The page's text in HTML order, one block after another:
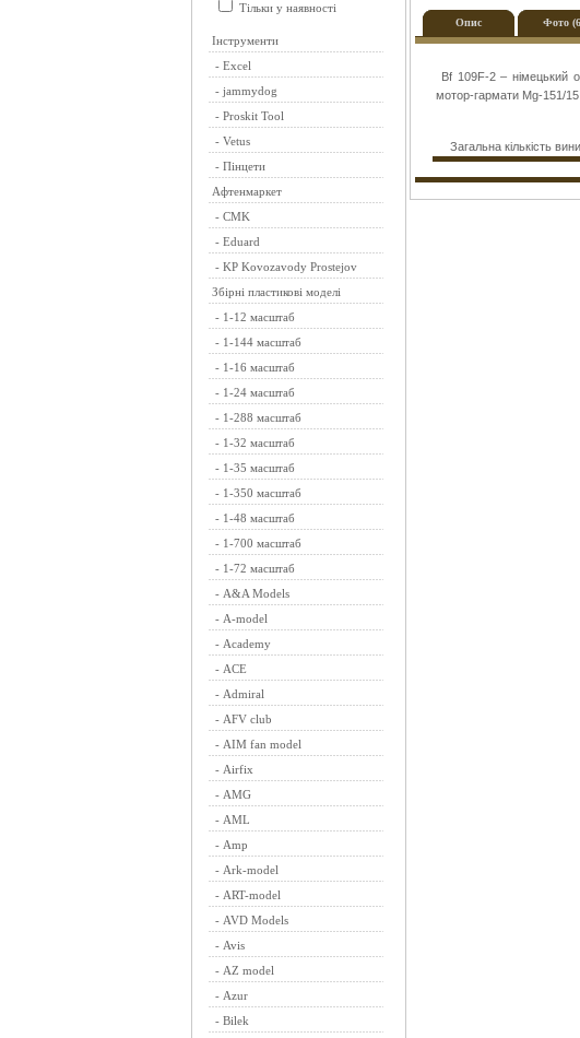
Тільки у наявності
Інструменти
- Excel
- jammydog
- Proskit Tool
- Vetus
- Пінцети
Афтенмаркет
- CMK
- Eduard
- KP Kovozavody Prostejov
Збірні пластикові моделі
- 1-12 масштаб
- 1-144 масштаб
- 1-16 масштаб
- 1-24 масштаб
- 1-288 масштаб
- 1-32 масштаб
- 1-35 масштаб
- 1-350 масштаб
- 1-48 масштаб
- 1-700 масштаб
- 1-72 масштаб
- A&A Models
- A-model
- Academy
- ACE
- Admiral
- AFV club
- AIM fan model
- Airfix
- AMG
- AML
- Amp
- Ark-model
- ART-model
- AVD Models
- Avis
- AZ model
- Azur
- Bilek
Опис Фото
Bf 109F-2 – німецький
мотор-гармати Mg-151/15
Загальна кількість